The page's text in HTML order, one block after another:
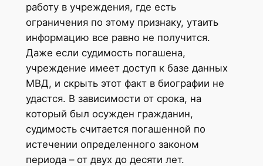
работу в учреждения, где есть
ограничения по этому признаку, утаить
информацию все равно не получится.
Даже если судимость погашена,
учреждение имеет доступ к базе данных
МВД, и скрыть этот факт в биографии не
удастся. В зависимости от срока, на
который был осужден гражданин,
судимость считается погашенной по
истечении определенного законом
периода – от двух до десяти лет.